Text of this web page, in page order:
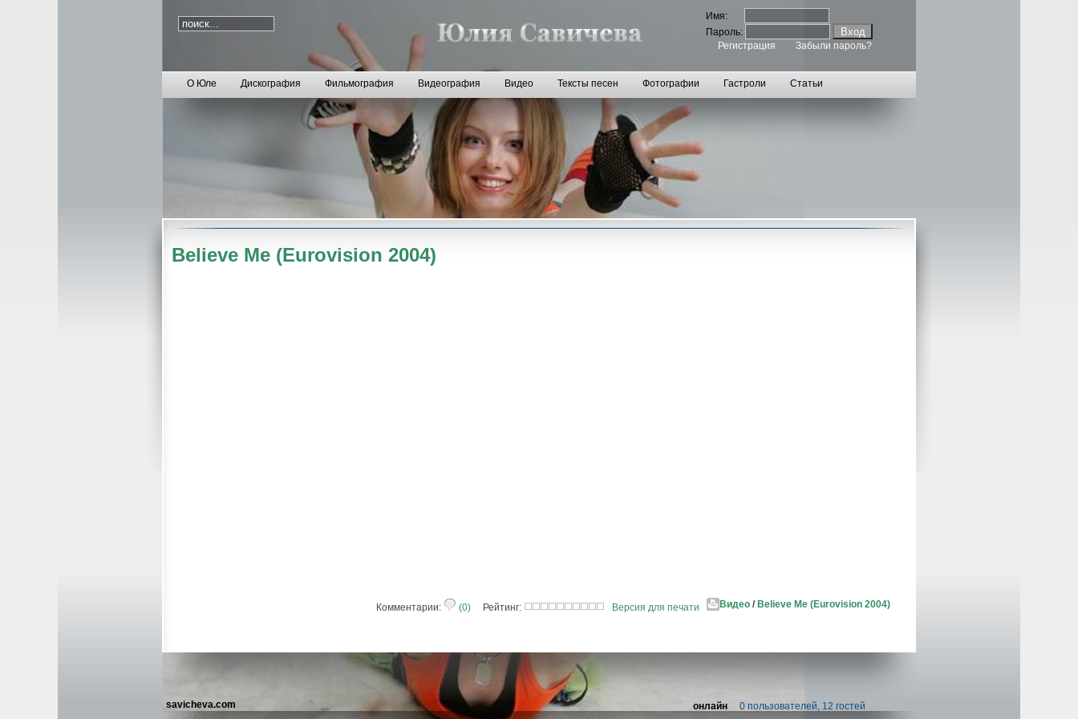
Имя:
Пароль:
Регистрация
Забыли пароль?
О Юле Дискография Фильмография Видеография Видео Тексты песен Фотографии Гастроли Статьи
Believe Me (Eurovision 2004)
Видео / Believe Me (Eurovision 2004)
Комментарии: (0) Рейтинг: Версия для печати
онлайн 0 пользователей, 12 гостей
savicheva.com